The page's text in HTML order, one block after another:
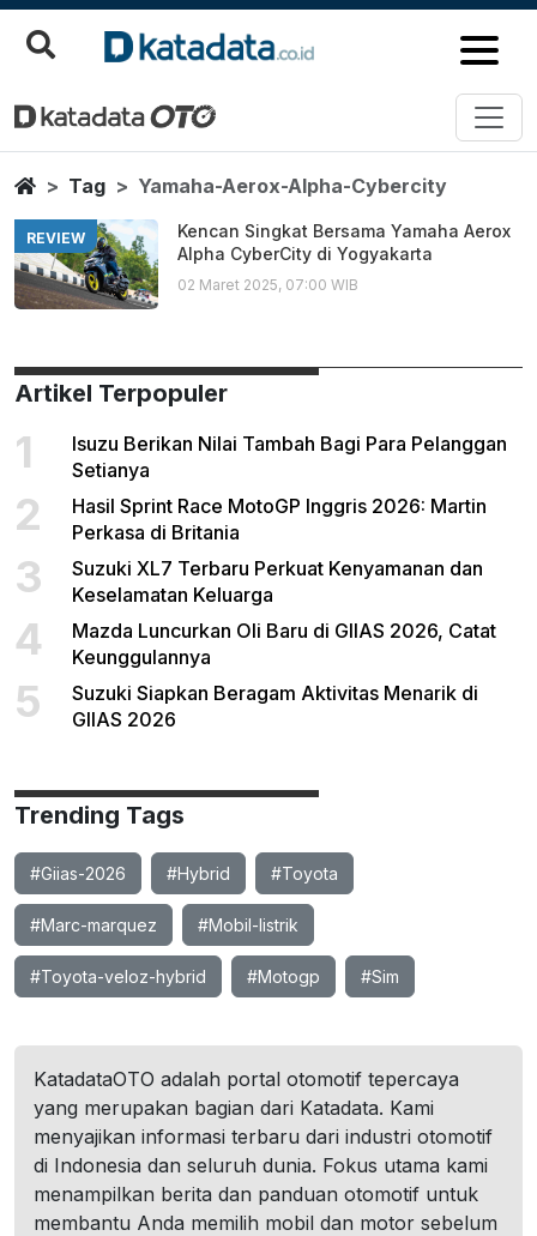
Yamaha Aerox Alpha Cybercity
Berita Terbaru
HomeTag Yamaha-Aerox-Alpha-Cybercity
REVIEW
Kencan Singkat Bersama Yamaha Aerox
Alpha CyberCity di Yogyakarta
02 Maret 2025, 07:00 WIB
Artikel Terpopuler
1
Isuzu Berikan Nilai Tambah Bagi Para Pelanggan
Setianya
2
Hasil Sprint Race MotoGP Inggris 2026: Martin
Perkasa di Britania
3
Suzuki XL7 Terbaru Perkuat Kenyamanan dan
Keselamatan Keluarga
4
Mazda Luncurkan Oli Baru di GIIAS 2026, Catat
Keunggulannya
5
Suzuki Siapkan Beragam Aktivitas Menarik di
GIIAS 2026
Trending Tags
#Giias-2026 #Hybrid #Toyota
#Marc-marquez #Mobil-listrik
#Toyota-veloz-hybrid #Motogp #Sim
KatadataOTO adalah portal otomotif tepercaya
yang merupakan bagian dari Katadata. Kami
menyajikan informasi terbaru dari industri otomotif
di Indonesia dan seluruh dunia. Fokus utama kami
menampilkan berita dan panduan otomotif untuk
membantu Anda memilih mobil dan motor sebelum